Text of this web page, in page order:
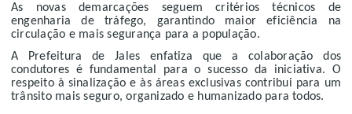
As novas demarcações seguem critérios técnicos de
engenharia de tráfego, garantindo maior eficiência na
circulação e mais segurança para a população.
A Prefeitura de Jales enfatiza que a colaboração dos
condutores é fundamental para o sucesso da iniciativa. O
respeito à sinalização e às áreas exclusivas contribui para um
trânsito mais seguro, organizado e humanizado para todos.